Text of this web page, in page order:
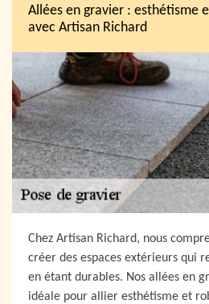
Allées en gravier : esthétisme
avec Artisan Richard
Chez Artisan Richard, nous
créer des espaces extérieurs qui
en étant durables. Nos allées en
idéale pour allier esthétisme et